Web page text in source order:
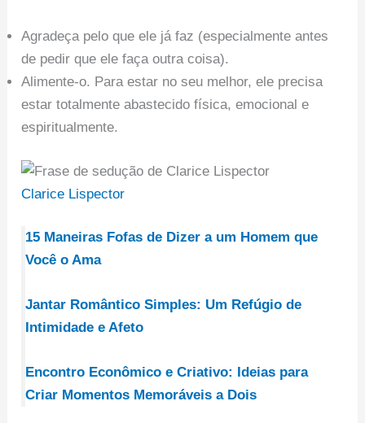
Agradeça pelo que ele já faz (especialmente antes
de pedir que ele faça outra coisa).
Alimente-o. Para estar no seu melhor, ele precisa
estar totalmente abastecido física, emocional e
espiritualmente.
Clarice Lispector
15 Maneiras Fofas de Dizer a um Homem que
Você o Ama
Jantar Romântico Simples: Um Refúgio de
Intimidade e Afeto
Encontro Econômico e Criativo: Ideias para
Criar Momentos Memoráveis a Dois